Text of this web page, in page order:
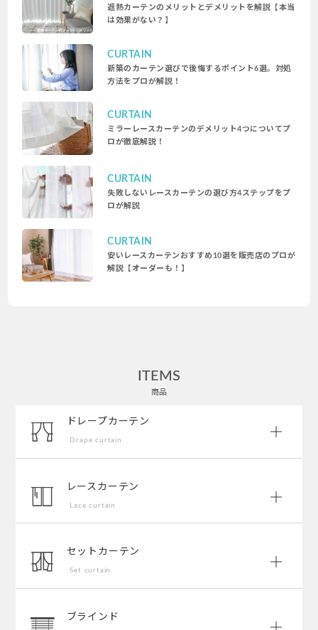
遮熱カーテンのメリットとデメリットを解説【本当
は効果がない？】
CURTAIN
新築のカーテン選びで後悔するポイント6選。対処
方法をプロが解説！
CURTAIN
ミラーレースカーテンのデメリット4つについてプ
ロが徹底解説！
CURTAIN
失敗しないレースカーテンの選び方4ステップをプ
ロが解説
CURTAIN
安いレースカーテンおすすめ10選を販売店のプロが
解説【オーダーも！】
ITEMS
商品
ドレープカーテン
Drape curtain
レースカーテン
Lace curtain
セットカーテン
Set curtain
ブラインド